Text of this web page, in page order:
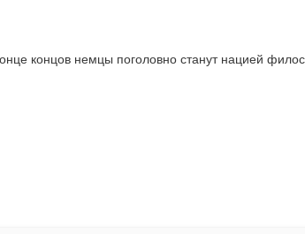
концов немцы поголовно станут нацией